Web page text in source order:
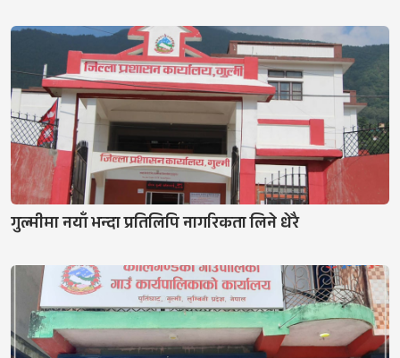
गुल्मीमा नयाँ भन्दा प्रतिलिपि नागरिकता लिने धेरै